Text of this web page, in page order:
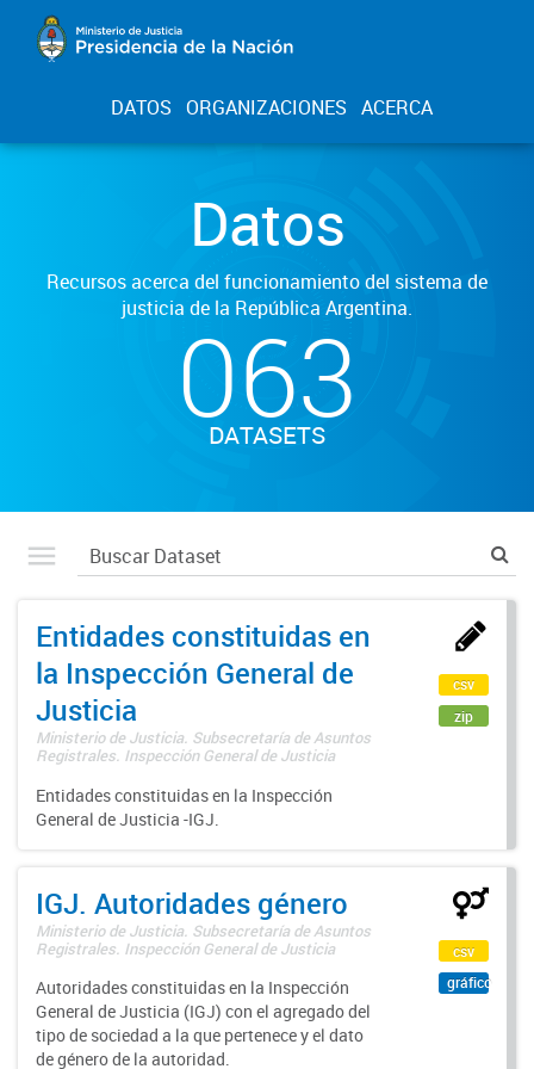
DATOS ORGANIZACIONES ACERCA
Datos
Recursos acerca del funcionamiento del sistema de
justicia de la República Argentina.
063
DATASETS
Entidades constituidas en
la Inspección General de
Justicia
Ministerio de Justicia. Subsecretaría de Asuntos
Registrales. Inspección General de Justicia
Entidades constituidas en la Inspección
General de Justicia -IGJ.
csv
zip
IGJ. Autoridades género
Ministerio de Justicia. Subsecretaría de Asuntos
Registrales. Inspección General de Justicia
Autoridades constituidas en la Inspección
General de Justicia (IGJ) con el agregado del
tipo de sociedad a la que pertenece y el dato
de género de la autoridad.
csv
gráfico